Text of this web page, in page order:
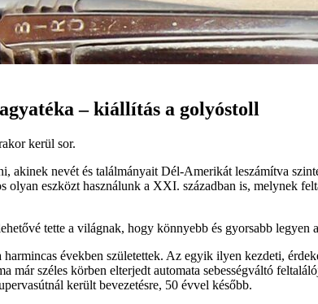
– kiállítás a golyóstoll
kerül sor.
akinek nevét és találmányait Dél-Amerikát leszámítva
olyan eszközt használunk a XXI. században is, melynek
tette a világnak, hogy könnyebb és gyorsabb
években születettek. Az egyik ilyen kezdeti,
már széles körben elterjedt automata sebességváltó
került bevezetésre, 50 évvel később.